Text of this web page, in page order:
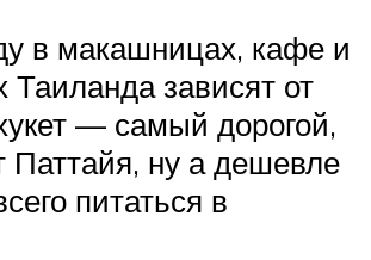
в макашницах, кафе и
Таиланда зависят от
— самый дорогой,
Паттайя, ну а дешевле
питаться в